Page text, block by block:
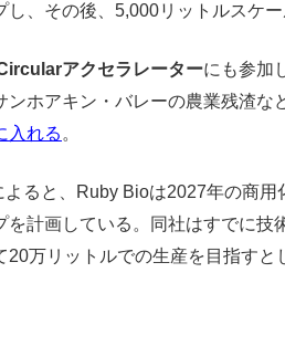
し、その後、5,000リットルスケ
アクセラレーターにも参加
ンホアキン・バレーの農業残渣
入れる 。
よると、Ruby Bioは2027年の商
を計画している。同社はすでに技
20万リットルでの生産を目指すと